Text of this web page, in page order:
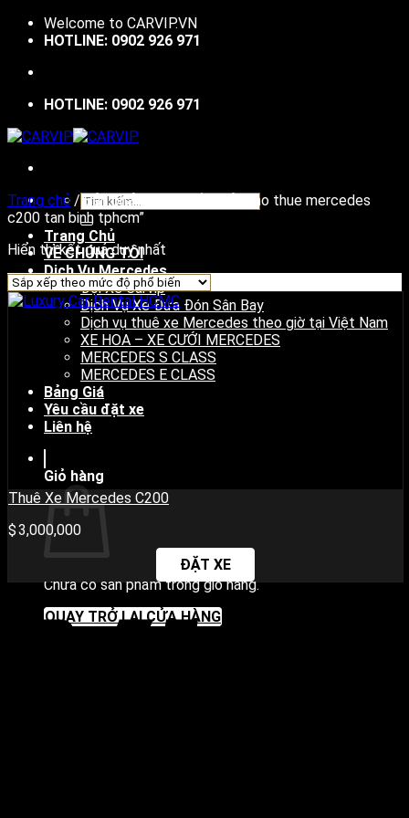
qua
dung
Welcome to CARVIP.VN
HOTLINE: 0902 926 971
HOTLINE: 0902 926 971
Tìm
kiếm:
Trang Chủ
VỀ CHÚNG TÔI
Dịch Vụ Mercedes
Đội Xe Carvip
Dịch Vụ Xe Đưa Đón Sân Bay
Dịch vụ thuê xe Mercedes theo giờ tại Việt Nam
XE HOA – XE CƯỚI MERCEDES
MERCEDES S CLASS
MERCEDES E CLASS
Bảng Giá
Yêu cầu đặt xe
Liên hệ
Giỏ hàng
Chưa có sản phẩm trong giỏ hàng.
QUAY TRỞ LẠI CỬA HÀNG
Trang chủ / Sản phẩm được gắn thẻ “cho thue mercedes
c200 tan binh tphcm”
Hiển thị kết quả duy nhất
Thuê Xe Mercedes C200
3,000,000
ĐẶT XE